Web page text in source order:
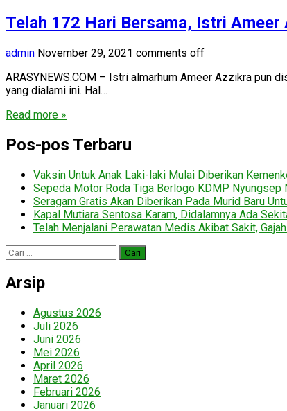
Telah 172 Hari Bersama, Istri
admin November 29, 2021 comments off
ARASYNEWS.COM – Istri almarhum Ameer Azzikra pun
yang dialami ini. Hal…
Read more »
Pos-pos Terbaru
Vaksin Untuk Anak Laki-laki Mulai Diberikan
Sepeda Motor Roda Tiga Berlogo KDMP Nyungsep
Seragam Gratis Akan Diberikan Pada Murid Baru
Kapal Mutiara Sentosa Karam, Didalamnya Ada
Telah Menjalani Perawatan Medis Akibat Sakit,
Cari
untuk:
Arsip
Agustus 2026
Juli 2026
Juni 2026
Mei 2026
April 2026
Maret 2026
Februari 2026
Januari 2026